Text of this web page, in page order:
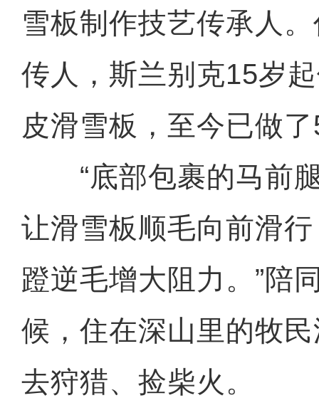
雪板制作技艺传承人
传人，斯兰别克15岁
皮滑雪板，至今已做
“底部包裹的马前腿
让滑雪板顺毛向前滑
蹬逆毛增大阻力。”陪
候，住在深山里的牧
去狩猎、捡柴火。